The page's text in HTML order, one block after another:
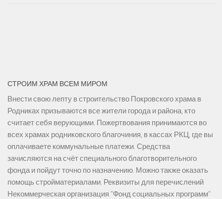
СТРОИМ ХРАМ ВСЕМ МИРОМ
Внести свою лепту в строительство Покровского храма в
Родниках призываются все жители города и района, кто
считает себя верующими. Пожертвования принимаются во
всех храмах родниковского благочиния, в кассах РКЦ, где вы
оплачиваете коммунальные платежи. Средства
зачисляются на счёт специального благотворительного
фонда и пойдут точно по назначению. Можно также оказать
помощь стройматериалами. Реквизиты для перечислений
Некоммерческая организация "Фонд социальных программ"